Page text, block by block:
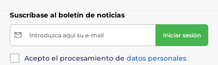
Suscríbase al boletín de noticias
Introduzca aquí su e-mail Iniciar sesión
Acepto el procesamiento de datos personales